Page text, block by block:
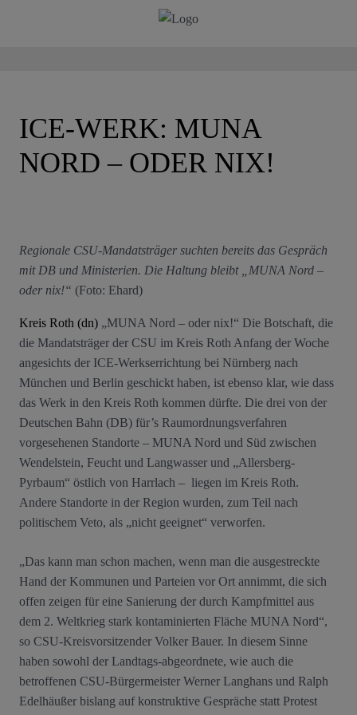
ICE-WERK: MUNA
NORD – ODER NIX!
Regionale CSU-Mandatsträger suchten bereits das Gespräch
mit DB und Ministerien. Die Haltung bleibt „MUNA Nord –
oder nix!“ (Foto: Ehard)
Kreis Roth (dn) „MUNA Nord – oder nix!“ Die Botschaft, die
die Mandatsträger der CSU im Kreis Roth Anfang der Woche
angesichts der ICE-Werkserrichtung bei Nürnberg nach
München und Berlin geschickt haben, ist ebenso klar, wie dass
das Werk in den Kreis Roth kommen dürfte. Die drei von der
Deutschen Bahn (DB) für’s Raumordnungsverfahren
vorgesehenen Standorte – MUNA Nord und Süd zwischen
Wendelstein, Feucht und Langwasser und „Allersberg-
Pyrbaum“ östlich von Harrlach – liegen im Kreis Roth.
Andere Standorte in der Region wurden, zum Teil nach
politischem Veto, als „nicht geeignet“ verworfen.
„Das kann man schon machen, wenn man die ausgestreckte
Hand der Kommunen und Parteien vor Ort annimmt, die sich
offen zeigen für eine Sanierung der durch Kampfmittel aus
dem 2. Weltkrieg stark kontaminierten Fläche MUNA Nord“,
so CSU-Kreisvorsitzender Volker Bauer. In diesem Sinne
haben sowohl der Landtags-abgeordnete, wie auch die
betroffenen CSU-Bürgermeister Werner Langhans und Ralph
Edelhäußer bislang auf konstruktive Gespräche statt Protest